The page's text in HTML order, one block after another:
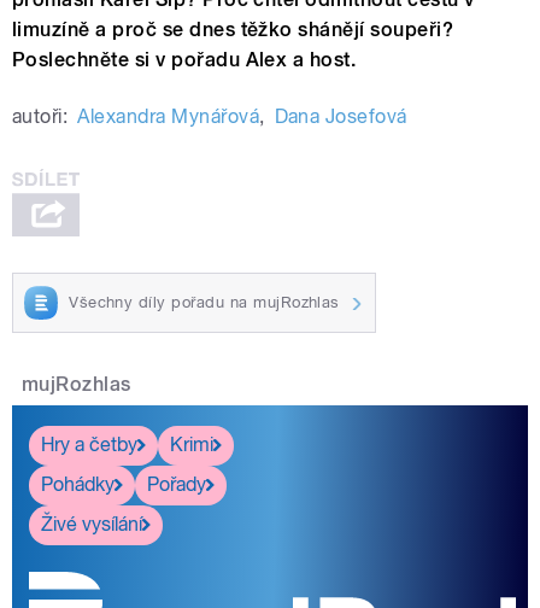
limuzíně a proč se dnes těžko shánějí soupeři?
Poslechněte si v pořadu Alex a host.
autoři: Alexandra Mynářová, Dana Josefová
Všechny díly pořadu na mujRozhlas
mujRozhlas
Hry a četby
Krimi
Pohádky
Pořady
Živé vysílání